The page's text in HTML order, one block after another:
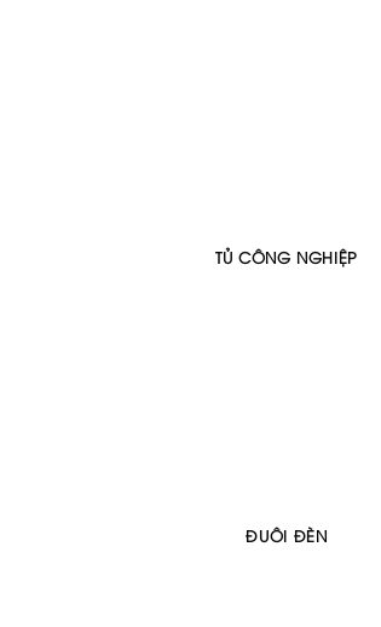
TỦ CÔNG NGHIỆP
ĐUÔI ĐÈN